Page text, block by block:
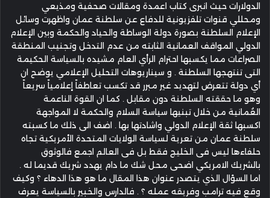
الدولارات حيث انبرى كتاب اعمدة ومقالات صحفية ومذيعي
ومحللي قنوات تلفزيونية للدفاع عن سلطنة عمان واظهرت وسائل
الإعلام السلطنة بصورة دولة الوساطة والحياد والحكمة وبين الإعلام
الدولي المواقف العمانية الثابته من عدم التدخل وتجنيب المنطقة
الصراعات مما يكسبها احترام الرأي العام مشيده بالسياسة الحكيمة
التى تنتهجها السلطنة . و سيناريوهات التحليل الإعلامي يوضح ان
أي دولة تتعرض لتهديد غير مبرر قد تكسب تعاطفاً إعلامياً سريعاً
وهو ما حققته السلطنة دون مقابل . كما ان القوة الناعمة
العُمانية من خلال تبنيها سياسة السلام والحكمة لا المواجهة
اكسبها ثقة الإعلام الدولي واشادتها بها . اضف الى ذلك ما كسبته
سلطنة عمان من تعرية لسياسة الولايات المتحدة الأمريكية تجاه
حلفاءها ليس فى الخليج فقط بل فى العالم اجمع فالوثوق
بالشريك الامريكي اضحى محل شك ما دام يهدد شريك قديما له .
اما السؤال الذي يتصدر عنوان هذا المقال ما هو هذا الدهاء ؟ وكيف
وقع فيه ترامب وفريقه عمله ؟ . فالدارس والخبير بالسياسة يعرف